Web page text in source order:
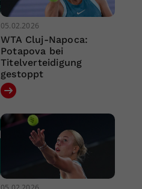
05.02.2026
WTA Cluj-Napoca:
Potapova bei
Titelverteidigung
gestoppt